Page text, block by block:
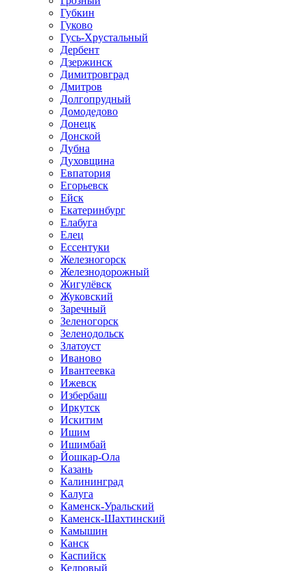
Губкин
Гуково
Гусь-Хрустальный
Дербент
Дзержинск
Димитровград
Дмитров
Долгопрудный
Домодедово
Донецк
Донской
Дубна
Духовщина
Евпатория
Егорьевск
Ейск
Екатеринбург
Елабуга
Елец
Ессентуки
Железногорск
Железнодорожный
Жигулёвск
Жуковский
Заречный
Зеленогорск
Зеленодольск
Златоуст
Иваново
Ивантеевка
Ижевск
Избербаш
Иркутск
Искитим
Ишим
Ишимбай
Йошкар-Ола
Казань
Калининград
Калуга
Каменск-Уральский
Каменск-Шахтинский
Камышин
Канск
Каспийск
Кедровый